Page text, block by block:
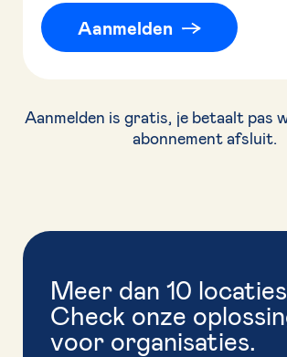
Aanmelden
Aanmelden is gratis, je betaalt pas
abonnement afsluit.
Meer dan 10
Check onze
voor organisaties.